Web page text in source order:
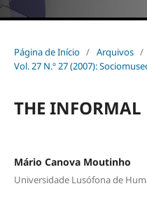
Página de Início / Arquivos /
Vol. 27 N.º 27 (2007):
THE INFORMAL
Mário Canova Moutinho
Universidade Lusófona de